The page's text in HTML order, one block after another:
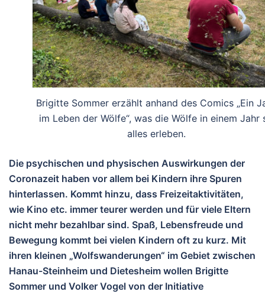
Brigitte Sommer erzählt anhand des Comics „Ein
im Leben der Wölfe“, was die Wölfe in einem Jahr
alles erleben.
Die psychischen und physischen Auswirkungen der
Coronazeit haben vor allem bei Kindern ihre Spuren
hinterlassen. Kommt hinzu, dass Freizeitaktivitäten,
wie Kino etc. immer teurer werden und für viele Eltern
nicht mehr bezahlbar sind. Spaß, Lebensfreude und
Bewegung kommt bei vielen Kindern oft zu kurz. Mit
ihren kleinen „Wolfswanderungen“ im Gebiet zwischen
Hanau-Steinheim und Dietesheim wollen Brigitte
Sommer und Volker Vogel von der Initiative